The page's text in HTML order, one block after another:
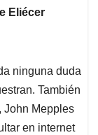
Eliécer
ninguna duda
También
John Mepples
en internet